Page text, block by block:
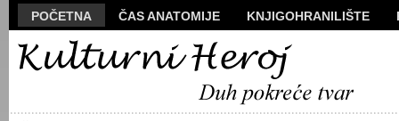
POČETNA ČAS ANATOMIJE KNJIGOHRANILIŠTE
MANUSKRIPT
VIZUALI
ARHIVA
O NAMA ŽIVA REČ KONTAKT